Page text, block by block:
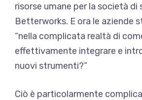
risorse umane per la società
Betterworks. E ora le aziende
“nella complicata realtà di
effettivamente integrare e
nuovi strumenti?”
Ciò è particolarmente